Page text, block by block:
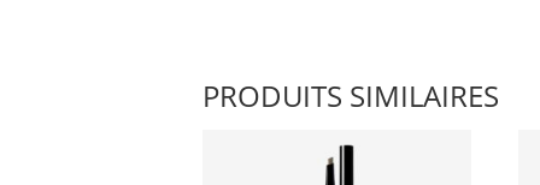
PRODUITS SIMILAIRES